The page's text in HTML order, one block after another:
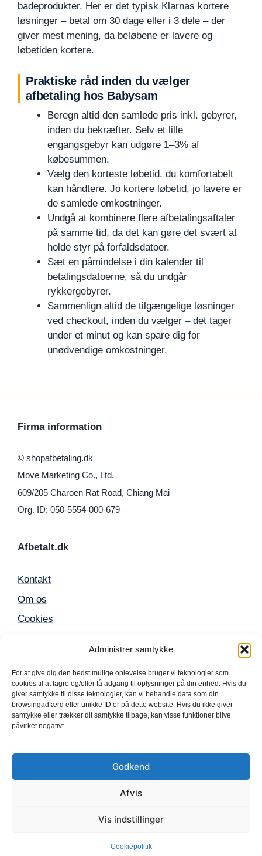
Administrer samtykke
For at give dig den bedst mulige oplevelse bruger vi teknologier som
cookies til at lagre og/eller få adgang til oplysninger på din enhed. Hvis du
giver samtykke til disse teknologier, kan vi behandle data som din
browsingadfærd eller unikke ID’er på dette website. Hvis du ikke giver
samtykke eller trækker dit samtykke tilbage, kan visse funktioner blive
påvirket negativt.
Godkend
Afvis
Vis indstillinger
Cookiepolitik
badeprodukter. Her er det typisk Klarnas kortere
løsninger – betal om 30 dage eller i 3 dele – der
giver mest mening, da beløbene er lavere og
løbetiden kortere.
Praktiske råd inden du vælger
afbetaling hos Babysam
Beregn altid den samlede pris inkl. gebyrer,
inden du bekræfter. Selv et lille
engangsgebyr kan udgøre 1–3% af
købesummen.
Vælg den korteste løbetid, du komfortabelt
kan håndtere. Jo kortere løbetid, jo lavere er
de samlede omkostninger.
Undgå at kombinere flere afbetalingsaftaler
på samme tid, da det kan gøre det svært at
holde styr på forfaldsdatoer.
Sæt en påmindelse i din kalender til
betalingsdatoerne, så du undgår
rykkergebyrer.
Sammenlign altid de tilgængelige løsninger
ved checkout, inden du vælger – det tager
under et minut og kan spare dig for
unødvendige omkostninger.
Firma information
© shopafbetaling.dk
Move Marketing Co., Ltd.
609/205 Charoen Rat Road, Chiang Mai
Org. ID: 050-5554-000-679
Afbetalt.dk
Kontakt
Om os
Cookies
Populære produkter
Mobil
iPhone
Marketing